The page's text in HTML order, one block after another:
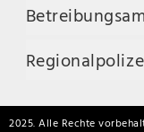
2025. Alle Rechte